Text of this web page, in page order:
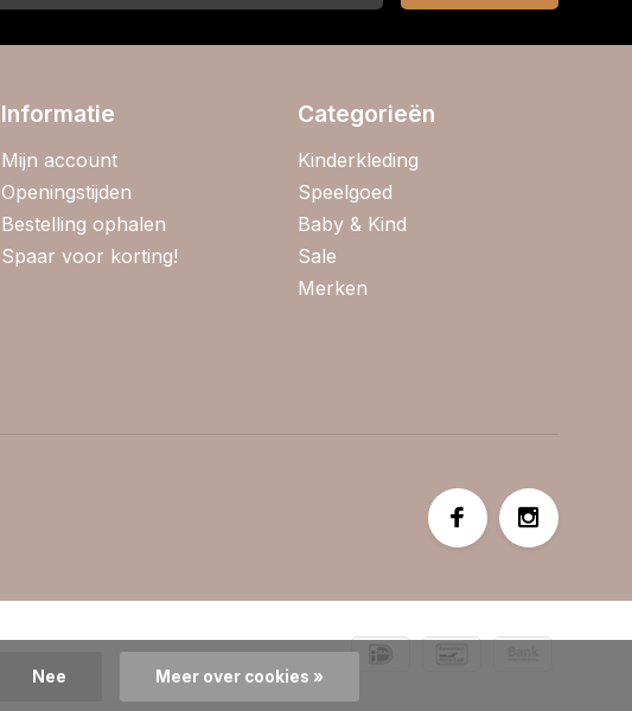
Informatie
Mijn account
Openingstijden
Bestelling ophalen
Spaar voor korting!
Categorieën
Kinderkleding
Speelgoed
Baby & Kind
Sale
Merken
Nee Meer over cookies »